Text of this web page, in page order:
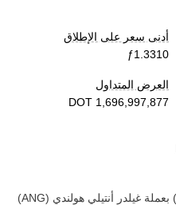
أدنى سعر على الإطلاق
العرض المتداول
) بعملة ‏ غيلدر أنتيلي هولندي (‏
ANG
)